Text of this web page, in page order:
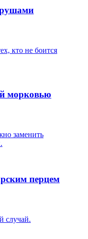
кто не боится
морковью
заменить
перцем
случай.